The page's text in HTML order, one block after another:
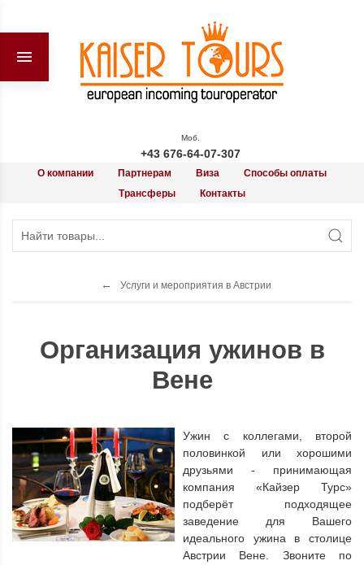
Моб.
+43 676-64-07-307
О компании Партнерам Виза
Способы оплаты
Трансферы
Контакты
Услуги и мероприятия в Австрии
Организация ужинов в
Вене
Ужин с коллегами, второй
половинкой или хорошими
друзьями - принимающая
компания «Кайзер Турс»
подберёт подходящее
заведение для Вашего
идеального ужина в столице
Австрии Вене. Звоните по